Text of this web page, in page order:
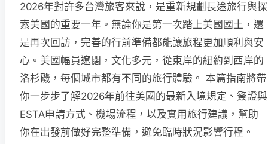
2026年對許多台灣旅客來說，是重新規劃長途旅行與探
索美國的重要一年。無論你是第一次踏上美國國土，還
是再次回訪，完善的行前準備都能讓旅程更加順利與安
心。美國幅員遼闊，文化多元，從東岸的紐約到西岸的
洛杉磯，每個城市都有不同的旅行體驗。 本篇指南將帶
你一步步了解2026年前往美國的最新入境規定、簽證與
ESTA申請方式、機場流程，以及實用旅行建議，幫助
你在出發前做好完整準備，避免臨時狀況影響行程。